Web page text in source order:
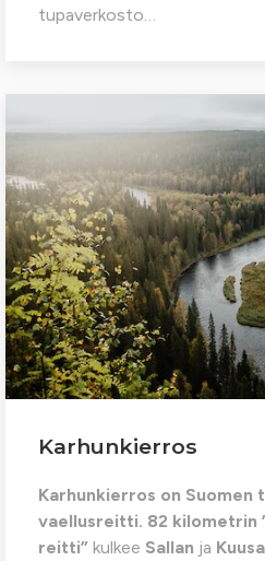
tupaverkosto…
Karhunkierros
Karhunkierros on Suomen
vaellusreitti. 82 kilometrin
reitti” kulkee Sallan ja